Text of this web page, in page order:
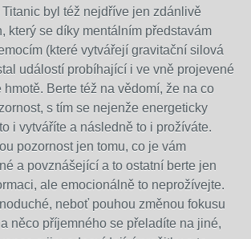
byl též nejdříve jen zdánlivě
který se díky mentálním představám
(které vytvářejí gravitační silová
událostí probíhající i ve vně projevené
hmotě. Berte též na vědomí, že na co
s tím se nejenže energeticky
i vytváříte a následně to i prožíváte.
pozornost jen tomu, co je vám
a povznášející a to ostatní berte jen
ale emocionálně to neprožívejte.
neboť pouhou změnou fokusu
něco příjemného se přeladíte na jiné,